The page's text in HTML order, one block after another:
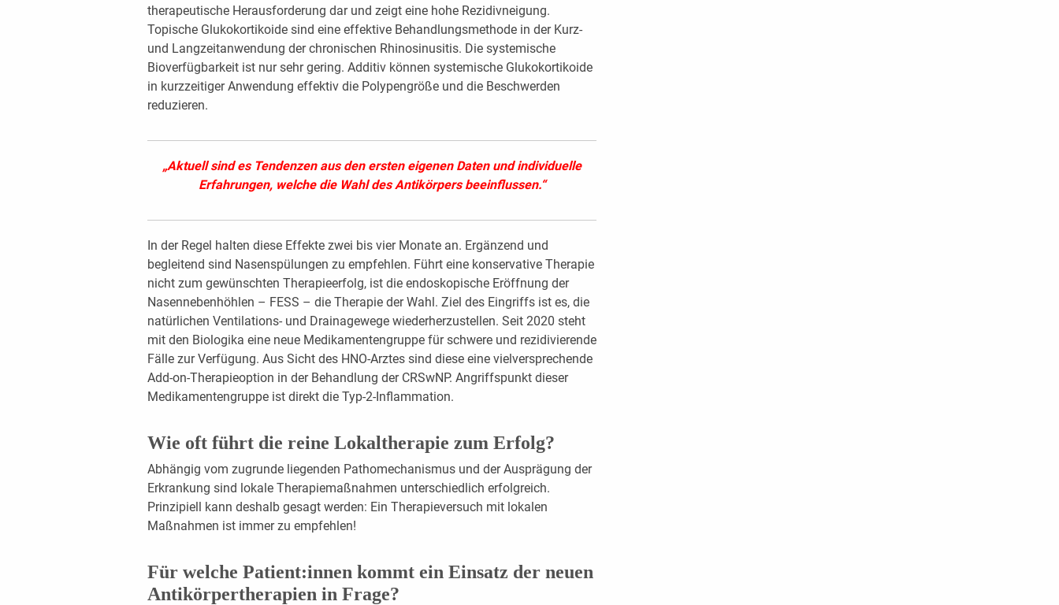
therapeutische Herausforderung dar und zeigt eine hohe Rezidivneigung.
Topische ­Gluko­kortikoide sind eine effektive Behandlungsmethode in der Kurz-
und Langzeitanwendung der chronischen ­Rhinosinusitis. Die systemische
Bioverfügbarkeit ist nur sehr gering. Additiv können systemische Glukokortikoide
in kurzzeitiger Anwendung effektiv die Polypengröße und die Beschwerden
reduzieren.
„Aktuell sind es Tendenzen aus den ersten eigenen Daten und individuelle
Erfahrungen, welche die Wahl des Antikörpers beeinflussen.“
In der Regel halten diese Effekte zwei bis vier ­Monate an. Ergänzend und
begleitend sind Nasenspülungen zu empfehlen. Führt eine konservative Therapie
nicht zum gewünschten Therapieerfolg, ist die endoskopische Eröffnung der
Nasennebenhöhlen – FESS – die Therapie der Wahl. Ziel des Eingriffs ist es, die
natürlichen Ventilations- und Drainagewege wiederherzustellen. Seit 2020 steht
mit den Biologika eine neue Medikamentengruppe für schwere und rezidivierende
Fälle zur Verfügung. Aus Sicht des HNO-Arztes sind diese eine vielversprechende
Add-on-Therapieoption in der Behandlung der CRSwNP. Angriffspunkt dieser
Medikamentengruppe ist direkt die Typ-2-Inflammation.
Wie oft führt die reine Lokaltherapie zum Erfolg?
Abhängig vom zugrunde liegenden Pathomechanismus und der Ausprägung der
Erkrankung sind lokale Therapiemaßnahmen unterschiedlich erfolgreich.
Prinzipiell kann deshalb gesagt werden: Ein Therapieversuch mit lokalen
Maßnahmen ist immer zu empfehlen!
Für welche Patient:innen kommt ein Einsatz der neuen
Antikörpertherapien in Frage?